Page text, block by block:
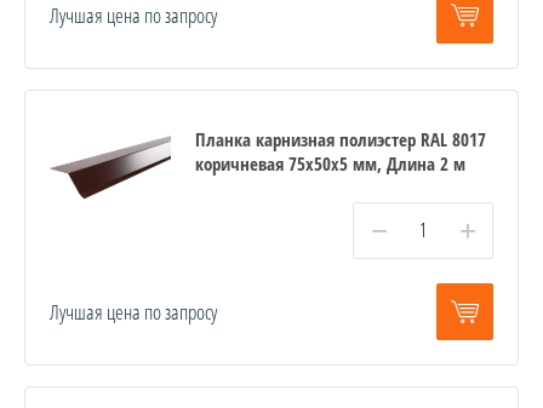
Лучшая цена по запросу
Планка карнизная полиэстер RAL 8017
коричневая 75х50х5 мм, Длина 2 м
− +
Лучшая цена по запросу